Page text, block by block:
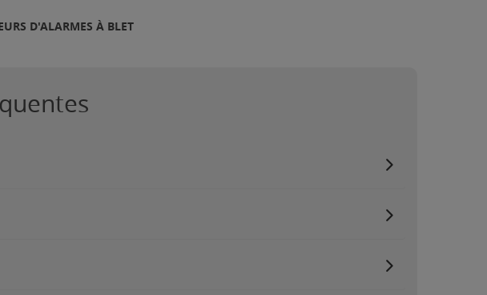
D'ALARMES À BLET